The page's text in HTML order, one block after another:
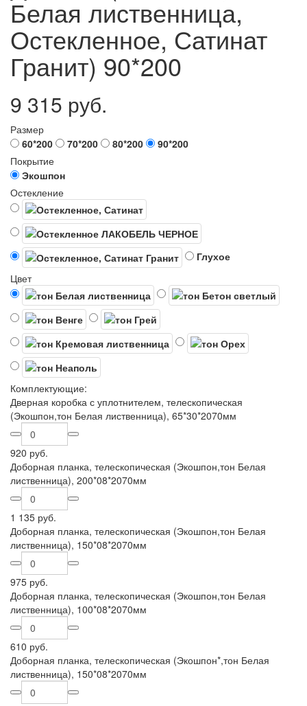
Белая лиственница,
Остекленное, Сатинат
Гранит) 90*200
9 315 руб.
Размер
60*200
70*200 80*200
90*200
Покрытие
Экошпон
Остекление
Глухое
Цвет
Комплектующие:
Дверная коробка с уплотнителем, телескопическая
(Экошпон,тон Белая лиственница), 65*30*2070мм
920 руб.
Доборная планка, телескопическая (Экошпон,тон Белая
лиственница), 200*08*2070мм
1 135 руб.
Доборная планка, телескопическая (Экошпон,тон Белая
лиственница), 150*08*2070мм
975 руб.
Доборная планка, телескопическая (Экошпон,тон Белая
лиственница), 100*08*2070мм
610 руб.
Доборная планка, телескопическая (Экошпон*,тон Белая
лиственница), 150*08*2070мм